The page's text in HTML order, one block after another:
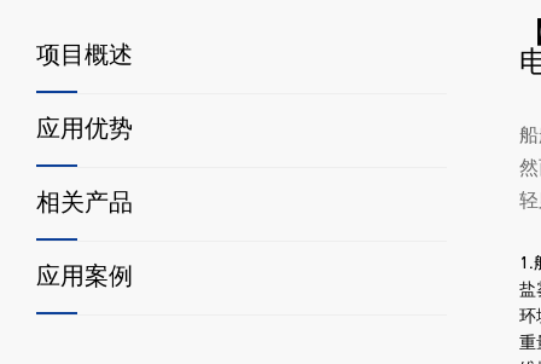
项目概述
应用优势
相关产品
应用案例
1.
盐
环
重